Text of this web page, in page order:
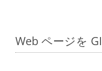
Web ページを